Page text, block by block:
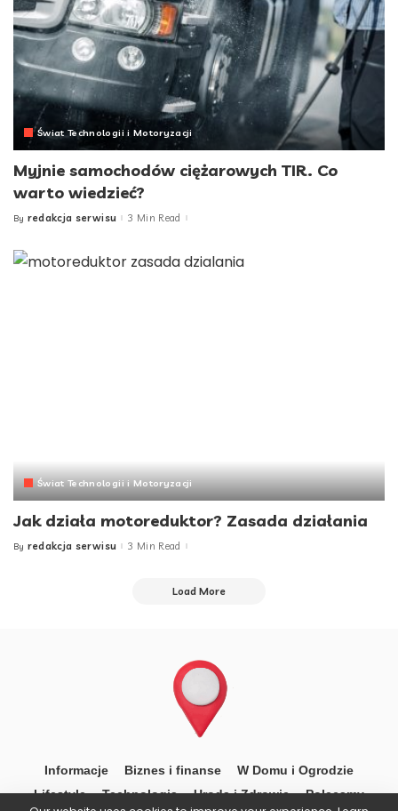
Świat Technologii i Motoryzacji
Myjnie samochodów ciężarowych TIR. Co
warto wiedzieć?
Posted
By redakcja serwisu 3 Min Read
Świat Technologii i Motoryzacji
Jak działa motoreduktor? Zasada działania
Posted
By redakcja serwisu 3 Min Read
Load More
Informacje Biznes i finanse
W Domu i Ogrodzie
Lifestyle
Technologia Uroda i Zdrowie Polecamy